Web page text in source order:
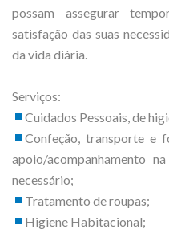
possam assegurar
satisfação das suas
da vida diária.
Serviços:
Cuidados Pessoais, de
Confeção, transporte e
apoio/acompanhamento
necessário;
Tratamento de roupas;
Higiene Habitacional;